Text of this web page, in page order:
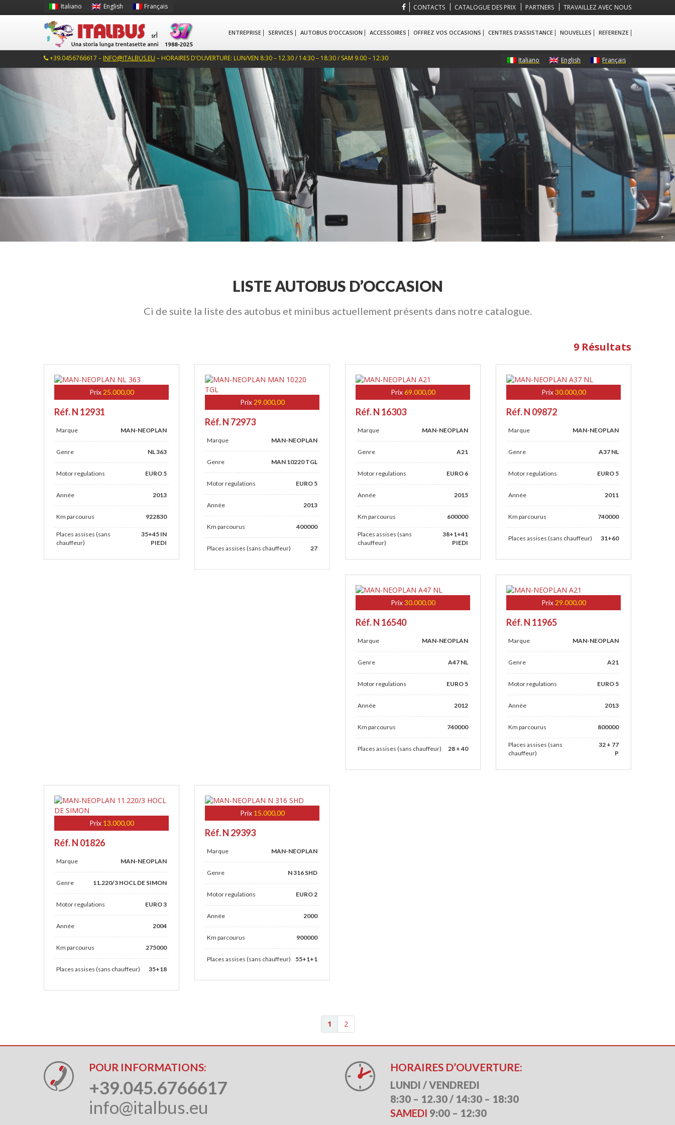
Italiano English Français CONTACTS CATALOGUE DES PRIX PARTNERS TRAVAILLEZ AVEC NOUS
ENTREPRISE SERVICES AUTOBUS D’OCCASION ACCESSOIRES OFFREZ VOS OCCASIONS CENTRES D’ASSISTANCE NOUVELLES REFERENZE
+39.0456766617 – INFO@ITALBUS.EU – HORAIRES D’OUVERTURE: LUN/VEN 8:30 – 12.30 / 14:30 – 18:30 / SAM 9.00 – 12:30 Italiano English Français
LISTE AUTOBUS D’OCCASION
Ci de suite la liste des autobus et minibus actuellement présents dans notre catalogue.
9 Résultats
Prix 25.000,00
Réf. N 12931
Marque MAN-NEOPLAN
Genre NL 363
Motor regulations EURO 5
Année 2013
Km parcourus 922830
Places assises (sans
chauffeur)
35+45 IN
PIEDI
Prix 29.000,00
Réf. N 72973
Marque MAN-NEOPLAN
Genre MAN 10220 TGL
Motor regulations EURO 5
Année 2013
Km parcourus 400000
Places assises (sans chauffeur) 27
Prix69.000,00
Réf. N 16303
Marque MAN-NEOPLAN
Genre A21
Motor regulations EURO 6
Année 2015
Km parcourus 600000
Places assises (sans
chauffeur)
38+1+41
PIEDI
Prix30.000,00
Réf. N 09872
Marque MAN-NEOPLAN
Genre A37 NL
Motor regulations EURO 5
Année 2011
Km parcourus 740000
Places assises (sans chauffeur) 31+60
Prix30.000,00
Réf. N 16540
Marque MAN-NEOPLAN
Genre A47 NL
Motor regulations EURO 5
Année 2012
Km parcourus 740000
Places assises (sans chauffeur) 28 + 40
Prix 29.000,00
Réf. N 11965
Marque MAN-NEOPLAN
Genre A21
Motor regulations EURO 5
Année 2013
Km parcourus 800000
Places assises (sans
chauffeur)
32 + 77
P
Prix 13.000,00
Réf. N 01826
Marque MAN-NEOPLAN
Genre 11.220/3 HOCL DE SIMON
Motor regulations EURO 3
Année 2004
Km parcourus 275000
Places assises (sans chauffeur) 35+18
Prix 15.000,00
Réf. N 29393
Marque MAN-NEOPLAN
Genre N 316 SHD
Motor regulations EURO 2
Année 2000
Km parcourus 900000
Places assises (sans chauffeur) 55+1+1
1 2
POUR INFORMATIONS:
+39.045.6766617
info@italbus.eu
HORAIRES D’OUVERTURE:
LUNDI / VENDREDI
8:30 – 12.30 / 14:30 – 18:30
SAMEDI 9:00 – 12:30